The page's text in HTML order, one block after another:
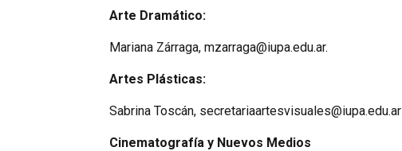
Arte Dramático:
Mariana Zárraga, mzarraga@iupa.edu.ar.
Artes Plásticas:
Sabrina Toscán, secretariaartesvisuales@iupa.edu.ar
Cinematografía y Nuevos Medios